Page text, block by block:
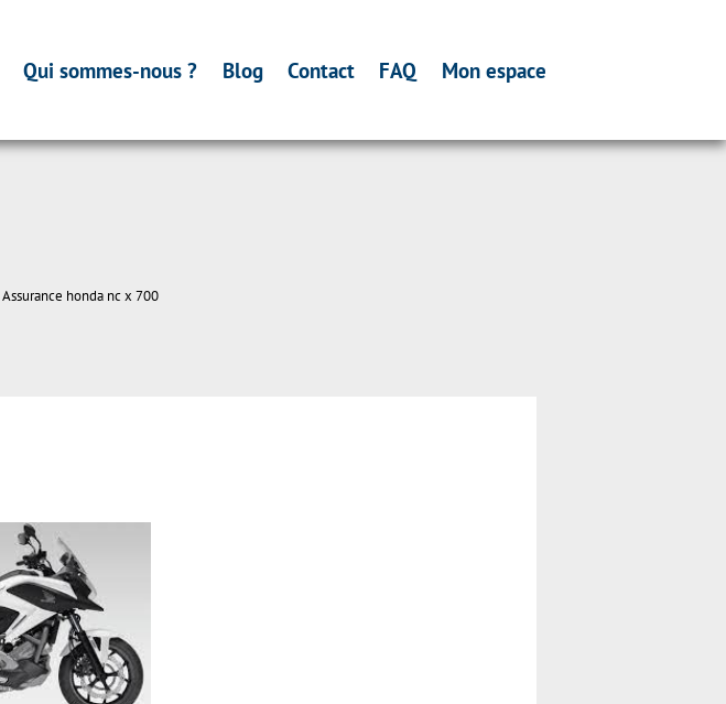
Qui sommes-nous ? Blog Contact FAQ Mon espace
Assurance honda nc x 700